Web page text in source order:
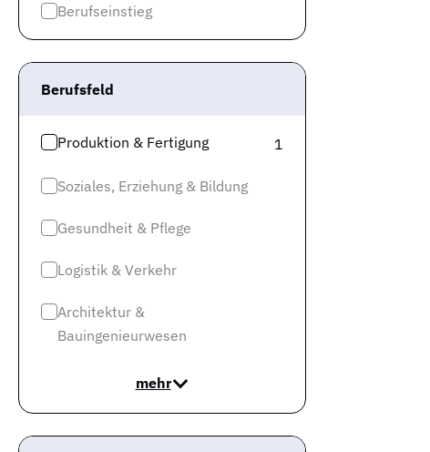
Berufseinstieg
Berufsfeld
Produktion & Fertigung 1
Soziales, Erziehung & Bildung
Gesundheit & Pflege
Logistik & Verkehr
Architektur &
Bauingenieurwesen
mehr